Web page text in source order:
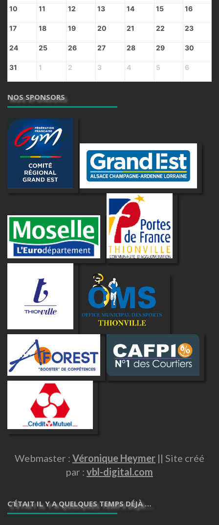
10 11 12 13 14 15 16
17 18 19 20 21 22 23
24 25 26 27 28 29 30
31 1 2 3 4 5 6
NOS SPONSORS
Webmaster : Véronique Heymer || Site créé
par : vbl-digital.com
C’ÉTAIT IL Y A QUELQUES TEMPS DÉJÀ …